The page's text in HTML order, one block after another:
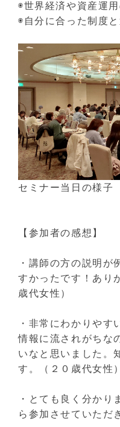
◉世界経済や資産運
◉自分に合った制度
セミナー当日の様子
【参加者の感想】
・講師の方の説明が
すかったです！あり
歳代女性）
・非常にわかりやす
情報に流されがちな
いなと思いました。
す。（２０歳代女性）
・とても良く分かり
ら参加させていただ